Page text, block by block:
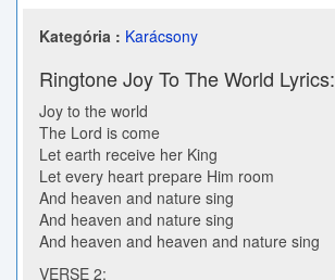
Kategória : Karácsony
Ringtone Joy To The World Lyrics:
Joy to the world
The Lord is come
Let earth receive her King
Let every heart prepare Him room
And heaven and nature sing
And heaven and nature sing
And heaven and heaven and nature sing
VERSE 2: